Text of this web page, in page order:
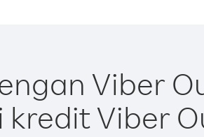
Viber
Viber